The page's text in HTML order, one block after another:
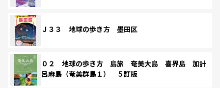
Ｊ３３ 地球の歩き方 墨田区
０２ 地球の歩き方 島旅 奄美大島 喜界島 加計
呂麻島（奄美群島１） ５訂版